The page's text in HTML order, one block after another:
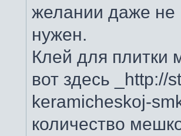
желании даже
нужен.
Клей для плитки
вот здесь _http://
keramicheskoj-
количество